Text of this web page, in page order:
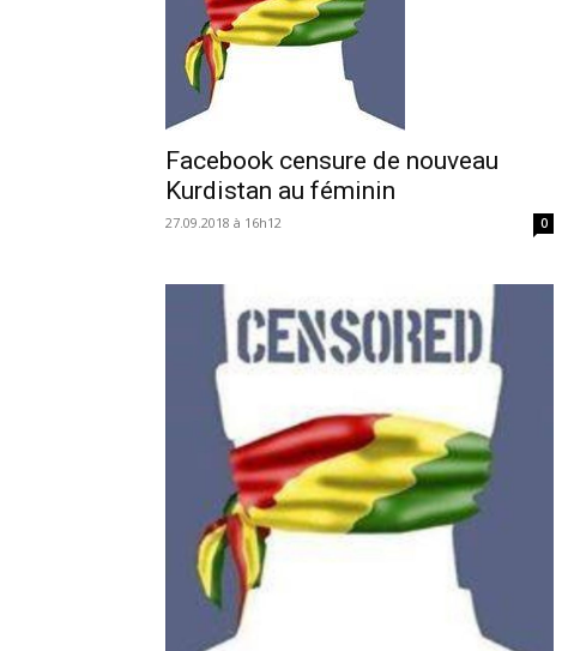
Facebook censure de nouveau
Kurdistan au féminin
27.09.2018 à 16h12 0